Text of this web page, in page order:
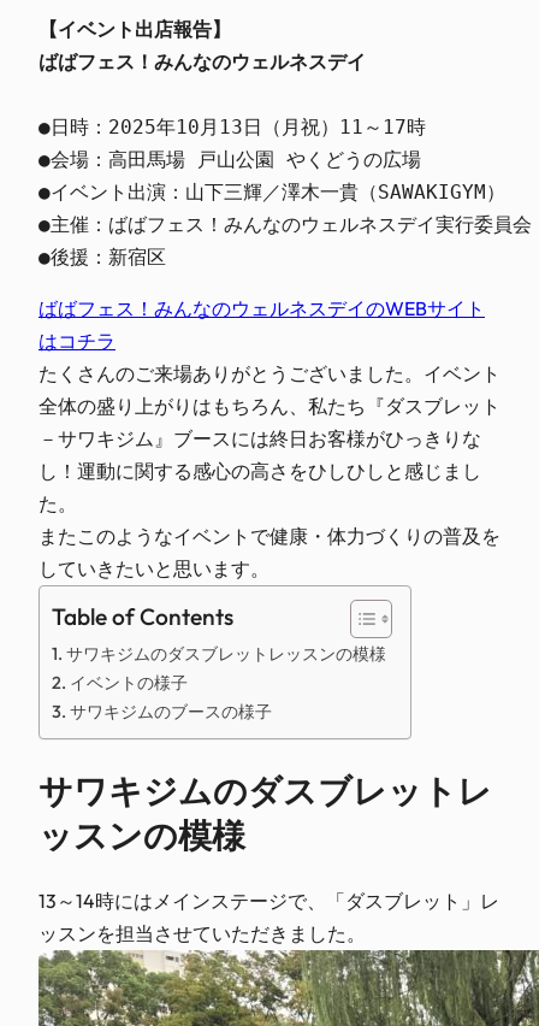
【イベント出店報告】
ばばフェス！みんなのウェルネスデイ
●日時：2025年10月13日（月祝）11～17時
●会場：高田馬場 戸山公園 やくどうの広場
●イベント出演：山下三輝／澤木一貴（SAWAKIGYM）
●主催：ばばフェス！みんなのウェルネスデイ実行委員会
●後援：新宿区
ばばフェス！みんなのウェルネスデイのWEBサイト
はコチラ
たくさんのご来場ありがとうございました。イベント
全体の盛り上がりはもちろん、私たち『ダスブレット
－サワキジム』ブースには終日お客様がひっきりな
し！運動に関する感心の高さをひしひしと感じまし
た。
またこのようなイベントで健康・体力づくりの普及を
していきたいと思います。
Table of Contents
サワキジムのダスブレットレッスンの模様
イベントの様子
サワキジムのブースの様子
サワキジムのダスブレットレ
ッスンの模様
13～14時にはメインステージで、「ダスブレット」レ
ッスンを担当させていただきました。